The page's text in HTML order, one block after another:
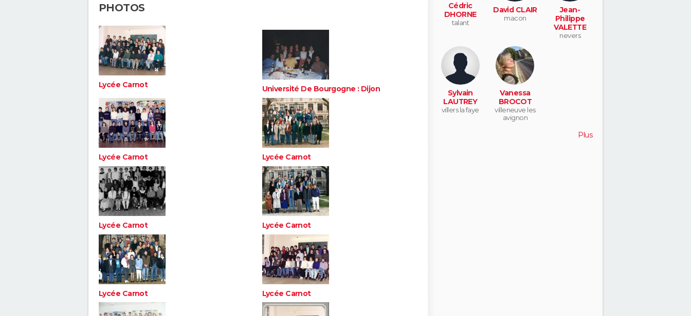
PHOTOS
Lycée Carnot Université De Bourgogne : Dijon
Lycée Carnot Lycée Carnot
Lycée Carnot Lycée Carnot
Lycée Carnot Lycée Carnot
Cédric
DHORNE
talant
David CLAIR
macon
Jean-
Philippe
VALETTE
nevers
Sylvain
LAUTREY
villers la faye
Vanessa
BROCOT
villeneuve les
avignon
Plus